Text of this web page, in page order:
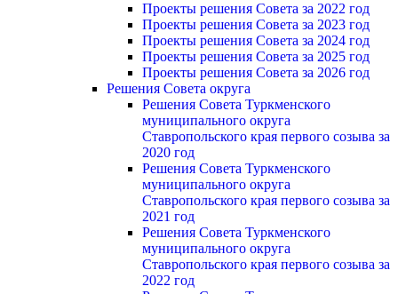
Проекты решения Совета за 2022 год
Проекты решения Cовета за 2023 год
Проекты решения Совета за 2024 год
Проекты решения Совета за 2025 год
Проекты решения Совета за 2026 год
Решения Совета округа
Решения Совета Туркменского
муниципального округа
Ставропольского края первого созыва за
2020 год
Решения Совета Туркменского
муниципального округа
Ставропольского края первого созыва за
2021 год
Решения Совета Туркменского
муниципального округа
Ставропольского края первого созыва за
2022 год